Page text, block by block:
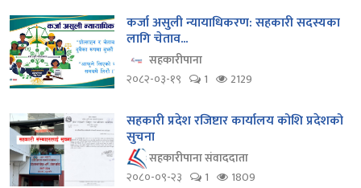
कर्जा असुली न्यायाधिकरण: सहकारी सदस्यका
लागि चेताव...
सहकारीपाना
२०८२-०३-१९
1 2129
सहकारी प्रदेश रजिष्टार कार्यालय कोशि प्रदेशको
सुचना
सहकारीपाना संवाददाता
२०८०-०९-२३
1 1809